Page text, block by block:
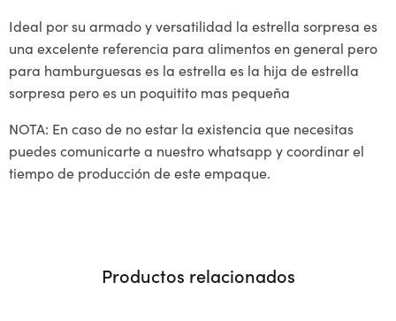
Ideal por su armado y versatilidad la estrella sorpresa es
una excelente referencia para alimentos en general pero
para hamburguesas es la estrella es la hija de estrella
sorpresa pero es un poquitito mas pequeña
NOTA: En caso de no estar la existencia que necesitas
puedes comunicarte a nuestro whatsapp y coordinar el
tiempo de producción de este empaque.
Productos relacionados